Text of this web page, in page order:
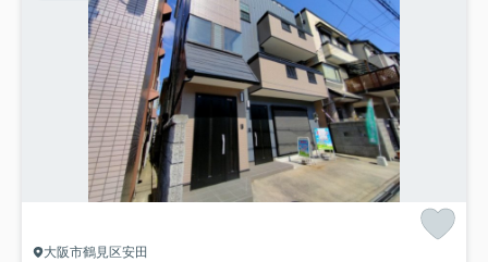
大阪市鶴見区安田